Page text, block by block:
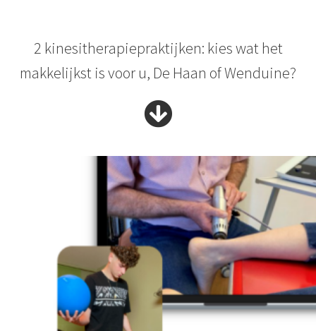
2 kinesitherapiepraktijken: kies wat het
makkelijkst is voor u, De Haan of Wenduine?